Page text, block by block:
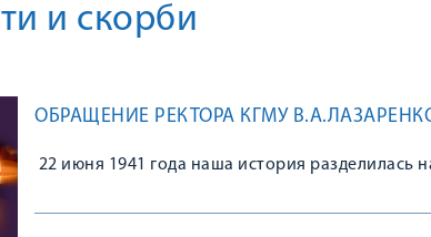
и скорби
ОБРАЩЕНИЕ РЕКТОРА КГМУ
22 июня 1941 года наша история разделилась